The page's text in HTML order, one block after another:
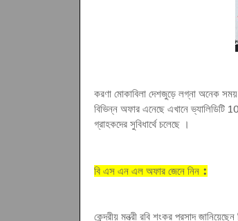
করণা মোকাবিলা দেশজুড়ে লগ্না অনেক
বিভিন্ন অফার এনেছে এখানে ভ্যালিডিটি
গ্রাহকদের সুবিধার্থে চলেছে ।
বি এস এন এল অফার জেনে নিন:
কেন্দ্রীয় মন্ত্রী রবি শংকর প্রসাদ